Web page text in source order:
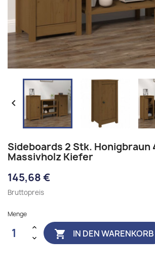

Sideboards 2 Stk. Honigbraun
Massivholz Kiefer
145,68 €
Bruttopreis
Menge
 IN DEN WARENKORB